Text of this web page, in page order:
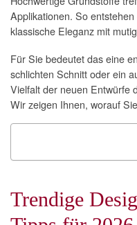
Applikationen. So entstehen
klassische Eleganz mit
Für Sie bedeutet das eine
schlichten Schnitt oder ein
Vielfalt der neuen Entwürfe
Wir zeigen Ihnen, worauf
Trendige